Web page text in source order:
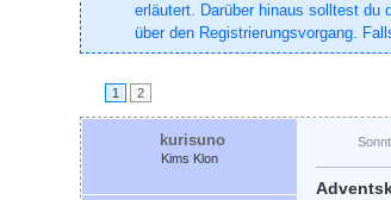
erläutert. Darüber hinaus solltest du
über den Registrierungsvorgang.
1 2
kurisuno
Kims Klon